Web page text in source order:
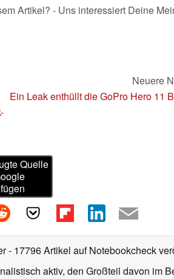
Artikel? - Uns interessiert Deine
Neuere
Ein Leak enthüllt die GoPro Hero 11
Quelle
- 17796 Artikel auf Notebookcheck
aktiv, den Großteil davon im